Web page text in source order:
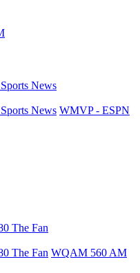
News
News WMVP - ESPN
The Fan
The Fan WQAM 560 AM